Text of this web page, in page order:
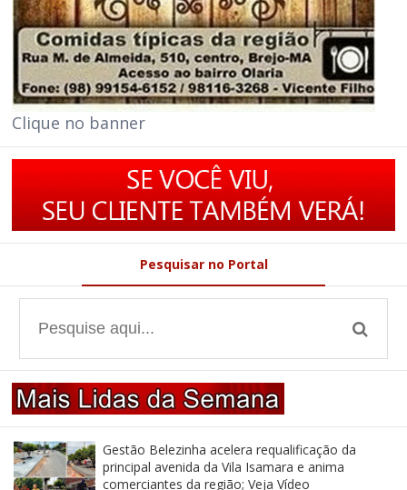
Clique no banner
Pesquisar no Portal
Gestão Belezinha acelera requalificação da
principal avenida da Vila Isamara e anima
comerciantes da região; Veja Vídeo